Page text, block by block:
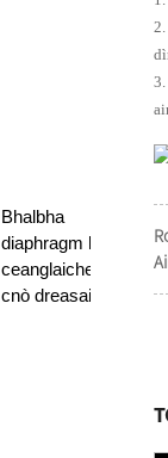
Bhalbha
diaphragm le
ceanglaichean
cnò dreasair